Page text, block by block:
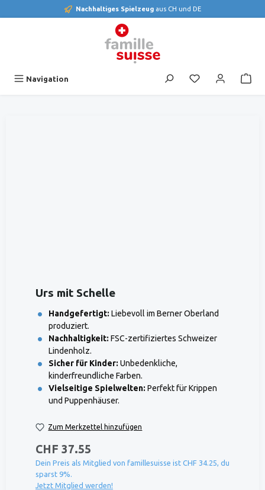
Nachhaltiges Spielzeug aus CH und DE
Navigation Du hast 0
Urs mit Schelle
Handgefertigt: Liebevoll im Berner Oberland
produziert.
Nachhaltigkeit: FSC-zertifiziertes Schweizer
Lindenholz.
Sicher für Kinder: Unbedenkliche,
kinderfreundliche Farben.
Vielseitige Spielwelten: Perfekt für Krippen
und Puppenhäuser.
Zum Merkzettel hinzufügen
CHF 37.55
Dein Preis als Mitglied von famillesuisse ist CHF 34.25, du
sparst 9%.
Jetzt Mitglied werden!